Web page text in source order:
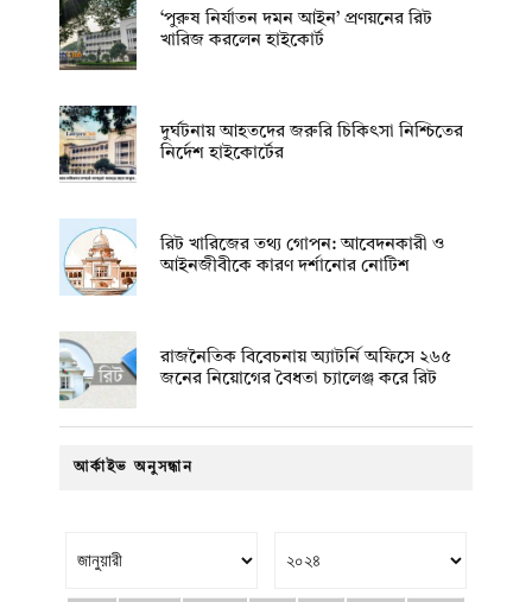
‘পুরুষ নির্যাতন দমন আইন’ প্রণয়নের রিট
খারিজ করলেন হাইকোর্ট
দুর্ঘটনায় আহতদের জরুরি চিকিৎসা নিশ্চিতের
নির্দেশ হাইকোর্টের
রিট খারিজের তথ্য গোপন: আবেদনকারী ও
আইনজীবীকে কারণ দর্শানোর নোটিশ
রাজনৈতিক বিবেচনায় অ‍্যাটর্নি অফিসে ২৬৫
জনের নিয়োগের বৈধতা চ্যালেঞ্জ করে রিট
আর্কাইভ অনুসন্ধান